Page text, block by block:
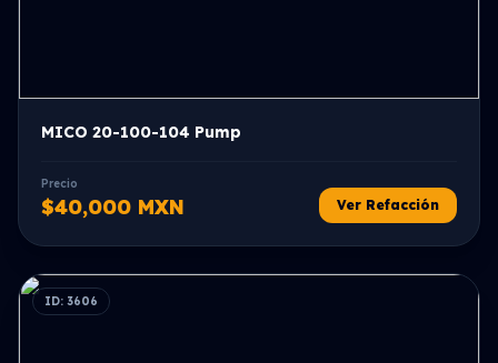
MICO 20-100-104 Pump
Precio
$40,000 MXN Ver Refacción
ID: 3606